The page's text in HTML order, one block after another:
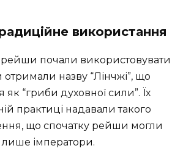
використання
почали використовувати
отримали назву “Лінчжі”, що
як “гриби духовної сили”. Їх
практиці надавали такого
що спочатку рейши могли
лише імператори.